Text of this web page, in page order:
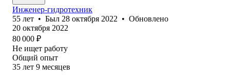
Инженер-гидротехник
55 лет • Был 28 октября 2022 • Обновлено
20 октября 2022
80 000 ₽
Не ищет работу
Общий опыт
35 лет 9 месяцев